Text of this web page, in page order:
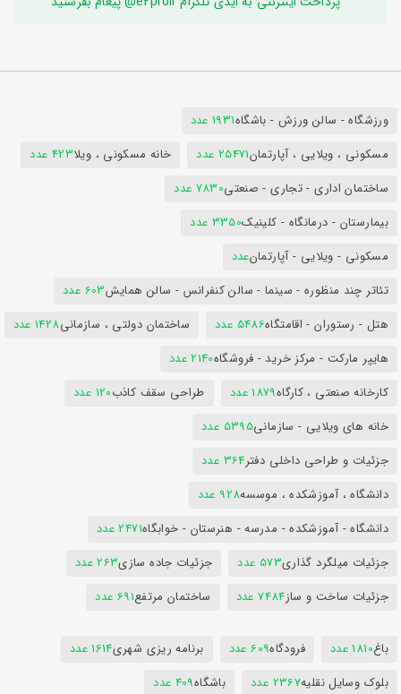
ورزشگاه - سالن ورزش - باشگاه1931 عدد
مسکونی ، ویلایی ، آپارتمان25471 عدد خانه مسکونی ، ویلا423 عدد
ساختمان اداری - تجاری - صنعتی7830 عدد
بیمارستان - درمانگاه - کلینیک3350 عدد
مسکونی - ویلایی - آپارتمانعدد
تئاتر چند منظوره - سینما - سالن کنفرانس - سالن همایش603 عدد
هتل - رستوران - اقامتگاه5486 عدد ساختمان دولتی ، سازمانی1428 عدد
هایپر مارکت - مرکز خرید - فروشگاه2140 عدد
کارخانه صنعتی ، کارگاه1879 عدد طراحی سقف کاذب120 عدد
خانه های ویلایی - سازمانی5395 عدد
جزئیات و طراحی داخلی دفتر364 عدد
دانشگاه ، آموزشکده ، موسسه928 عدد
دانشگاه - آموزشکده - مدرسه - هنرستان - خوابگاه2471 عدد
جزئیات میلگرد گذاری573 عدد جزئیات جاده سازی263 عدد
جزئیات ساخت و ساز7484 عدد ساختمان مرتفع691 عدد
باغ1810 عدد فرودگاه609 عدد برنامه ریزی شهری1614 عدد
بلوک وسایل نقلیه2367 عدد باشگاه409 عدد